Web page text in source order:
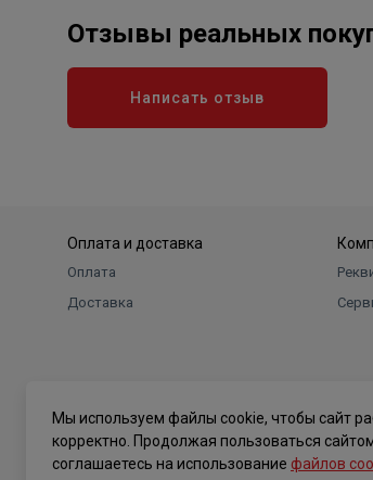
Отзывы реальных
Написать отзыв
Оплата и доставка
Оплата
Доставка
Мы используем файлы cookie, чтобы сайт
корректно. Продолжая пользоваться
соглашаетесь на использование файлов